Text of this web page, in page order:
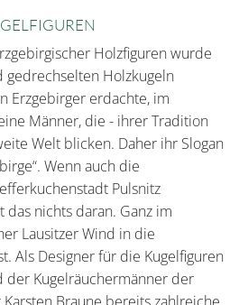
Holzfiguren wurde
gedrechselten Holzkugeln
Erzgebirger erdachte, im
Männer, die - ihrer Tradition
Welt blicken. Daher ihr Slogan
Wenn auch die
Pulsnitz
nichts daran. Ganz im
Lausitzer Wind in die
Als Designer für die Kugelfiguren
der Kugelräuchermänner der